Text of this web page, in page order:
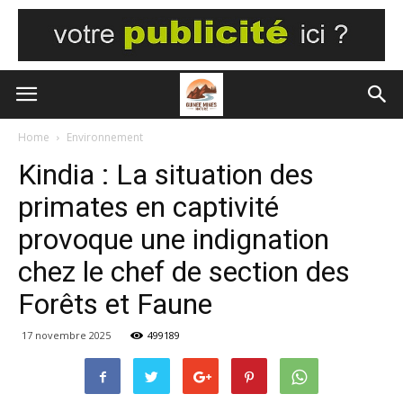
Home Environnement
Kindia : La situation des
primates en captivité
provoque une indignation
chez le chef de section des
Forêts et Faune
17 novembre 2025 499189